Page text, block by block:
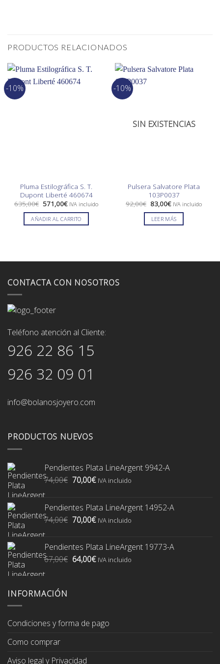
PRODUCTOS RELACIONADOS
-10%
Pluma Estilográfica S. T.
Dupont Liberté 460674
635,00€ El
precio
original
era:
571,00€El
actual
es:
IVA incluido
AÑADIR AL CARRITO
-10%
SIN EXISTENCIAS
Pulsera Salvatore Plata
103P0037
92,00€ El
precio
original
era:
83,00€El
actual
es:
IVA incluido
LEER MÁS
CONTACTA CON NOSOTROS
Teléfono atención al Cliente:
926 22 86 15
926 32 09 01
info@bolanosjoyero.com
PRODUCTOS NUEVOS
Pendientes Plata LineArgent 9942-A
74,00€ El
era:
74,00€.
70,00€El
es:
70,00€.
IVA incluido
Pendientes Plata LineArgent 14952-A
74,00€ El
era:
74,00€.
70,00€El
es:
70,00€.
IVA incluido
Pendientes Plata LineArgent 19773-A
67,00€ El
64,00€ElIVA incluido
INFORMACIÓN
Condiciones y forma de pago
Como comprar
Aviso legal y Privacidad